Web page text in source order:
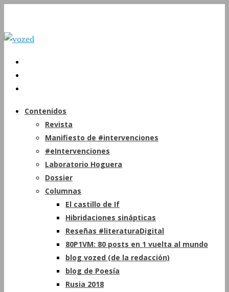
Contenidos
Revista
Manifiesto de #intervenciones
#eIntervenciones
Laboratorio Hoguera
Dossier
Columnas
El castillo de If
Hibridaciones sinápticas
Reseñas #literaturaDigital
80P1VM: 80 posts en 1 vuelta al mundo
blog vozed (de la redacción)
blog de Poesía
Rusia 2018